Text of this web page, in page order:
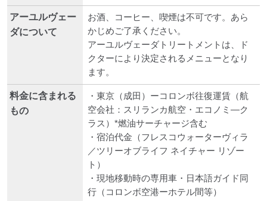
アーユルヴェー
ダについて
お酒、コーヒー、喫煙は不可です。あら
かじめご了承ください。
アーユルヴェーダトリートメントは、ド
クターにより決定されるメニューとなり
ます。
料金に含まれる
もの
・東京（成田）ーコロンボ往復運賃（航
空会社：スリランカ航空・エコノミ―ク
ラス）*燃油サーチャージ含む
・宿泊代金（フレスコウォーターヴィラ
／ツリーオブライフ ネイチャー リゾー
ト）
・現地移動時の専用車・日本語ガイド同
行（コロンボ空港ーホテル間等）